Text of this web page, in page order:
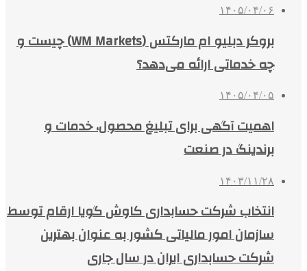
۱۴۰۵/۰۴/۰۶
بروکر دبلیو ام مارکتس (WM Markets) چیست و
چه خدماتی ارائه می‌دهد؟
۱۴۰۵/۰۴/۰۵
اهمیت آگهی برای تبلیغ محصول، خدمات و
برندینگ در صنعت
۱۴۰۳/۱۱/۲۸
انتخاب شرکت حسابداری کاوش گویا ارقام توسط
سازمان امور مالیاتی کشور به عنوان بهترین
شرکت حسابداری ایران در سال جاری